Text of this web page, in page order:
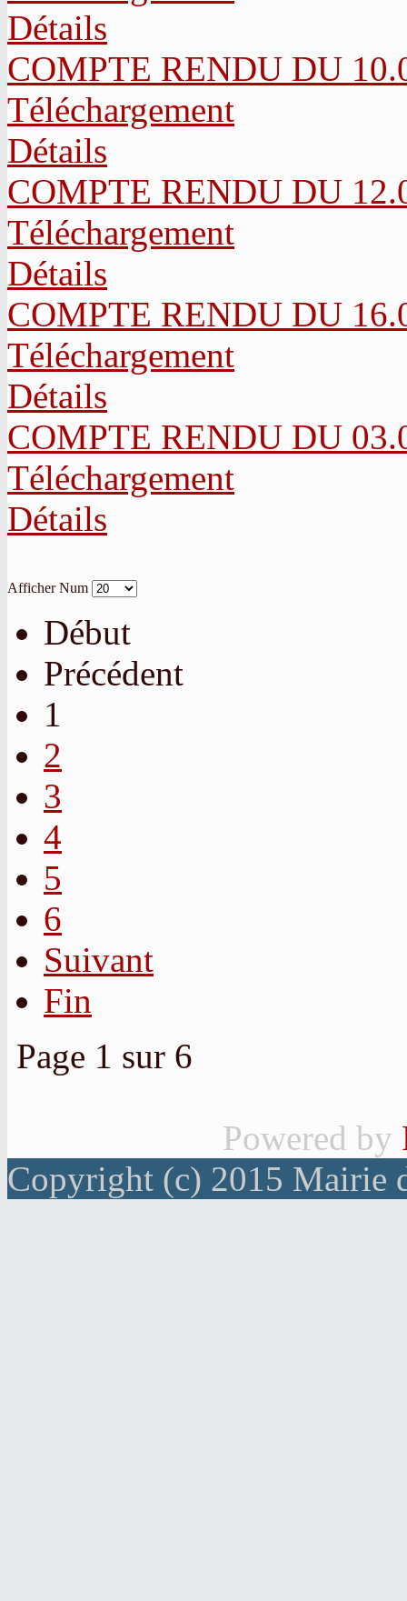
Détails
COMPTE RENDU DU
Téléchargement
Détails
COMPTE RENDU DU
Téléchargement
Détails
COMPTE RENDU DU
Téléchargement
Détails
COMPTE RENDU DU
Téléchargement
Détails
Afficher Num
Début
Précédent
1
2
3
4
5
6
Suivant
Fin
Page 1 sur 6
Powered by
Copyright (c) 2015 Mairie